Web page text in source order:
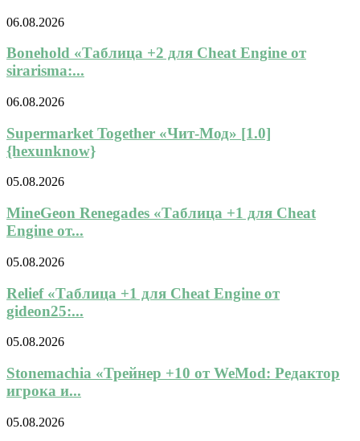
06.08.2026
Bonehold «Таблица +2 для Cheat Engine от
sirarisma:...
06.08.2026
Supermarket Together «Чит-Мод» [1.0]
{hexunknow}
05.08.2026
MineGeon Renegades «Таблица +1 для Cheat
Engine от...
05.08.2026
Relief «Таблица +1 для Cheat Engine от
gideon25:...
05.08.2026
Stonemachia «Трейнер +10 от WeMod: Редактор
игрока и...
05.08.2026